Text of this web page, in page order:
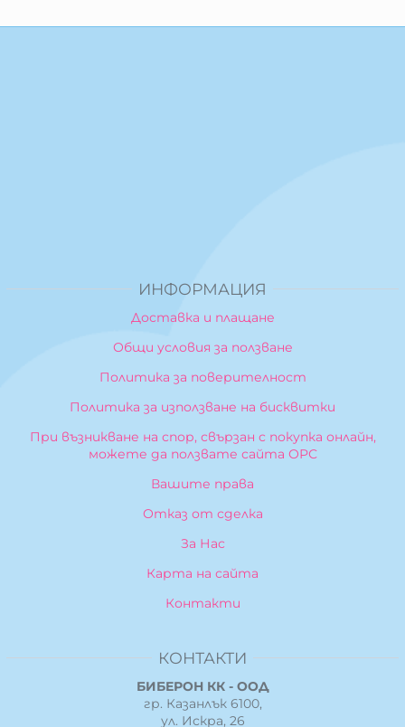
ИНФОРМАЦИЯ
Доставка и плащане
Общи условия за ползване
Политика за поверителност
Политика за използване на бисквитки
При възникване на спор, свързан с покупка онлайн,
можете да ползвате сайта ОРС
Вашите права
Отказ от сделка
За Нас
Карта на сайта
Контакти
КОНТАКТИ
БИБЕРОН КК - ООД
гр. Казанлък 6100,
ул. Искра, 26